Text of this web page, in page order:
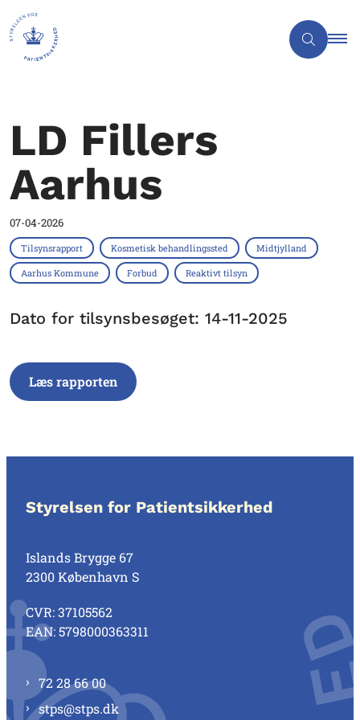
LD Fillers
Aarhus
07-04-2026
Tilsynsrapport Kosmetisk behandlingssted Midtjylland
Aarhus Kommune Forbud Reaktivt tilsyn
Dato for tilsynsbesøget: 14-11-2025
Læs rapporten
Styrelsen for Patientsikkerhed
Islands Brygge 67
2300 København S
CVR: 37105562
EAN: 5798000363311
72 28 66 00
stps@stps.dk